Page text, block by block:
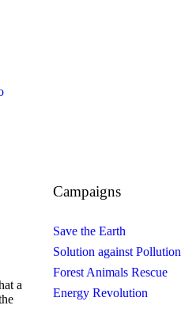
a
Campaigns
Save the Earth
Solution against Pollution
Forest Animals Rescue
Energy Revolution